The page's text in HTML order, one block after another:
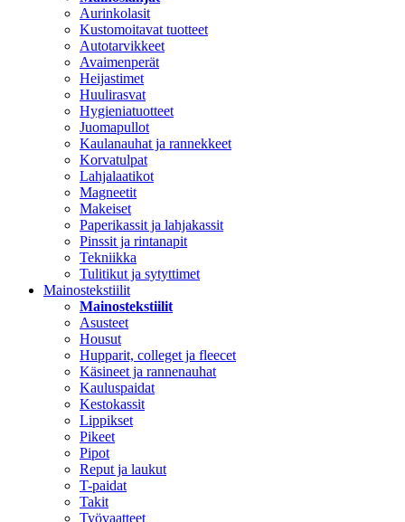
Aurinkolasit
Kustomoitavat tuotteet
Autotarvikkeet
Avaimenperät
Heijastimet
Huulirasvat
Hygieniatuotteet
Juomapullot
Kaulanauhat ja rannekkeet
Korvatulpat
Lahjalaatikot
Magneetit
Makeiset
Paperikassit ja lahjakassit
Pinssit ja rintanapit
Tekniikka
Tulitikut ja sytyttimet
Mainostekstiilit
Mainostekstiilit
Asusteet
Housut
Hupparit, colleget ja fleecet
Käsineet ja rannenauhat
Kauluspaidat
Kestokassit
Lippikset
Pikeet
Pipot
Reput ja laukut
T-paidat
Takit
Työvaatteet